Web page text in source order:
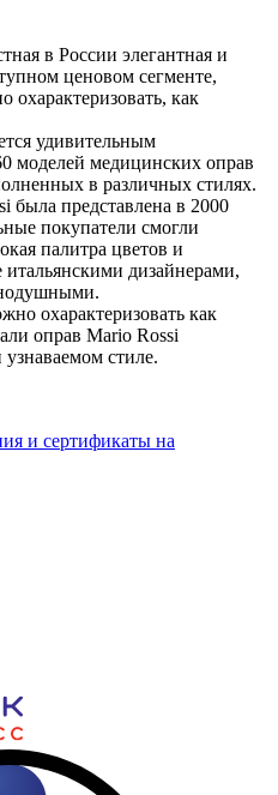
в России элегантная и
ценовом сегменте,
охарактеризовать, как
удивительным
моделей медицинских оправ
в различных стилях.
была представлена в 2000
покупатели смогли
палитра цветов и
дизайнерами,
охарактеризовать как
оправ Mario Rossi
стиле.
и сертификаты на